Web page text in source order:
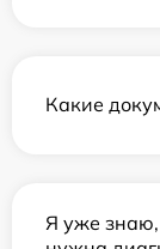
Какие
Я уже знаю,